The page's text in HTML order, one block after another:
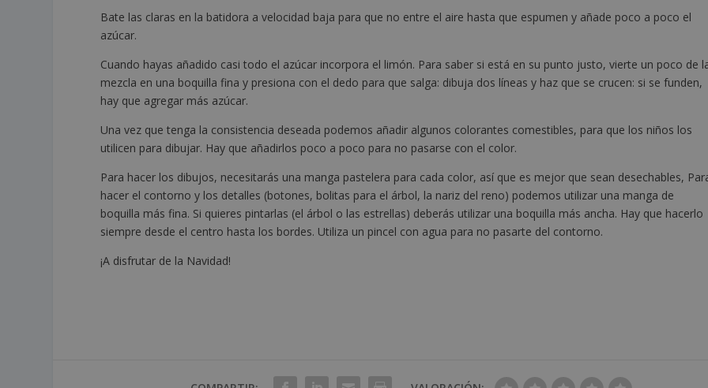
Bate las claras en la batidora a velocidad baja para que no entre el aire hasta que espumen y añade poco a poco el
azúcar.
Cuando hayas añadido casi todo el azúcar incorpora el limón. Para saber si está en su punto justo, vierte un poco de
mezcla en una boquilla fina y presiona con el dedo para que salga: dibuja dos líneas y haz que se crucen: si se funden,
hay que agregar más azúcar.
Una vez que tenga la consistencia deseada podemos añadir algunos colorantes comestibles, para que los niños los
utilicen para dibujar. Hay que añadirlos poco a poco para no pasarse con el color.
Para hacer los dibujos, necesitarás una manga pastelera para cada color, así que es mejor que sean desechables,
hacer el contorno y los detalles (botones, bolitas para el árbol, la nariz del reno) podemos utilizar una manga de
boquilla más fina. Si quieres pintarlas (el árbol o las estrellas) deberás utilizar una boquilla más ancha. Hay que hacerlo
siempre desde el centro hasta los bordes. Utiliza un pincel con agua para no pasarte del contorno.
¡A disfrutar de la Navidad!